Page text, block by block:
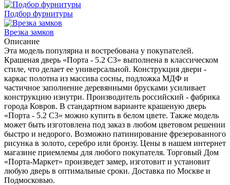
Подбор фурнитуры
Врезка замков
Описание
Эта модель популярна и востребована у покупателей.
Крашеная дверь «Порта - 5.2 С3» выполнена в классическом
стиле, что делает ее универсальной. Конструкция двери -
каркас полотна из массива сосны, подложка МДФ и
частичное заполнение деревянными брусками усиливает
конструкцию изнутри. Производитель российский - фабрика
города Ковров. В стандартном варианте крашеную дверь
«Порта - 5.2 С3» можно купить в белом цвете. Также модель
может быть изготовлена под заказ в любом цветовом решении
быстро и недорого. Возможно патинирование фрезерованного
рисунка в золото, серебро или бронзу. Цены в нашем интернет
магазине приемлемы для любого покупателя. Торговый Дом
«Порта-Маркет» произведет замер, изготовит и установит
любую дверь в оптимальные сроки. Доставка по Москве и
Подмосковью.